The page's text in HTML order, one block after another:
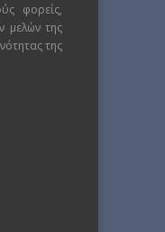
φορείς,
μελών της
της